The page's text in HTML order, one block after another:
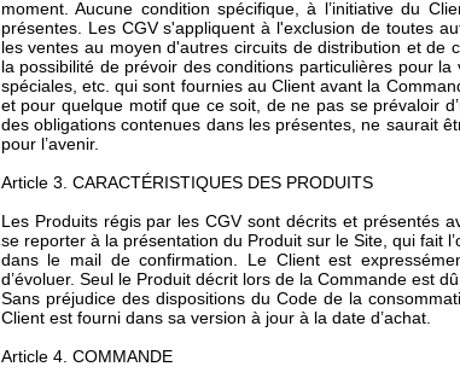
moment. Aucune condition spécifique, à l’initiative du
présentes. Les CGV s'appliquent à l'exclusion de toutes
les ventes au moyen d'autres circuits de distribution et de
la possibilité de prévoir des conditions particulières pour
spéciales, etc. qui sont fournies au Client avant la
et pour quelque motif que ce soit, de ne pas se prévaloir
des obligations contenues dans les présentes, ne saurait
pour l’avenir.
Article 3. CARACTÉRISTIQUES DES PRODUITS
Les Produits régis par les CGV sont décrits et présentés
se reporter à la présentation du Produit sur le Site, qui fait
dans le mail de confirmation. Le Client est
d’évoluer. Seul le Produit décrit lors de la Commande est dû
Sans préjudice des dispositions du Code de la
Client est fourni dans sa version à jour à la date d’achat.
Article 4. COMMANDE